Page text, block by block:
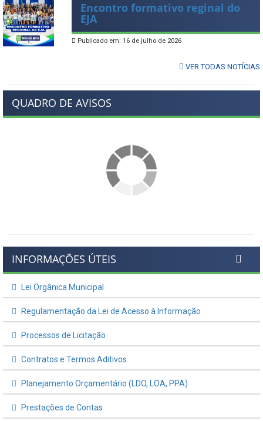
Encontro formativo reginal do
EJA
Publicado em: 16 de julho de 2026
VER TODAS NOTÍCIAS
QUADRO DE AVISOS
INFORMAÇÕES ÚTEIS
Lei Orgânica Municipal
Regulamentação da Lei de Acesso à Informação
Processos de Licitação
Contratos e Termos Aditivos
Planejamento Orçamentário (LDO, LOA, PPA)
Prestações de Contas